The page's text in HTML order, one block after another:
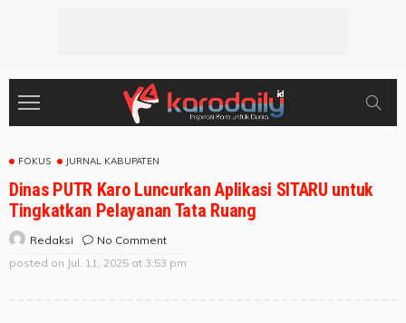
FOKUS JURNAL KABUPATEN
Dinas PUTR Karo Luncurkan Aplikasi SITARU untuk
Tingkatkan Pelayanan Tata Ruang
Redaksi
No Comment
posted on Jul. 11, 2025 at 3:53 pm